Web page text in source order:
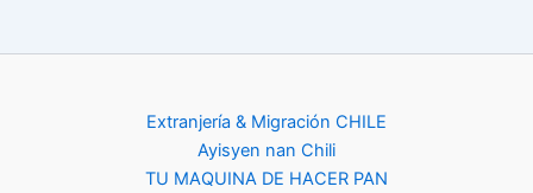
Extranjería & Migración CHILE
Ayisyen nan Chili
TU MAQUINA DE HACER PAN